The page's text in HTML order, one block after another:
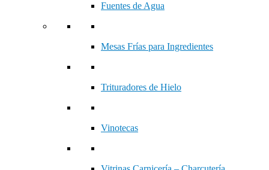
Fuentes de Agua
Mesas Frías para Ingredientes
Trituradores de Hielo
Vinotecas